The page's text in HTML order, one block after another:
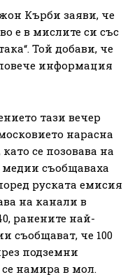
Кърби заяви, че
е в мислите си със
Той добави, че
информация
тази вечер
нарасна
се позовава на
съобщаваха
руската емисия
на канали в
ранените най-
съобщават, че 100
подземни
намира в мол.